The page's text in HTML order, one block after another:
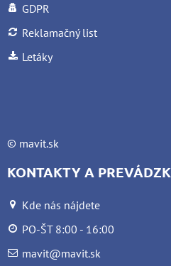
GDPR
Reklamačný list
Letáky
© mavit.sk
KONTAKTY A
Kde nás nájdete
PO-ŠT 8:00 - 16:00
mavit@mavit.sk